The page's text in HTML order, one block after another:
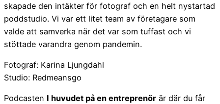
skapade den intäkter för fotograf och en helt nystartad
poddstudio. Vi var ett litet team av företagare som
valde att samverka när det var som tuffast och vi
stöttade varandra genom pandemin.
Fotograf: Karina Ljungdahl
Studio: Redmeansgo
Podcasten I huvudet på en entreprenör är där du får